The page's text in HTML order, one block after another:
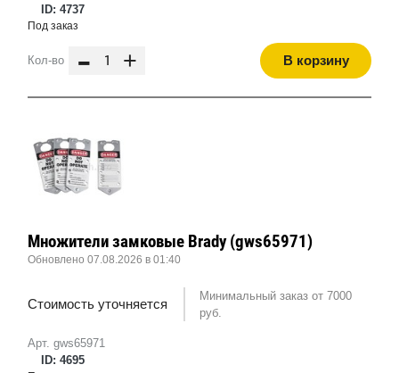
ID: 4737
Под заказ
Кол-во - + В корзину
Арт. gws65971
ID: 4695
Множители замковые Brady (gws65971)
Обновлено 07.08.2026 в 01:40
Стоимость уточняется
Минимальный заказ от 7000
руб.